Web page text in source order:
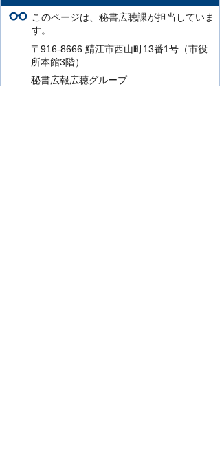
このページは、秘書広聴課が担当していま
す。
〒916-8666 鯖江市西山町13番1号（市役
所本館3階）
秘書広報広聴グループ